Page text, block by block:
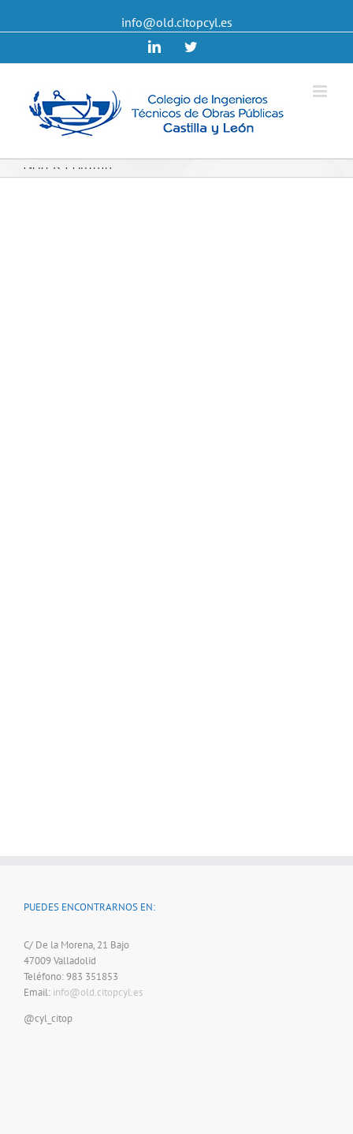
info@old.citopcyl.es
LinkedinTwitter
Grid 6 Column
PUEDES ENCONTRARNOS EN:
C/ De la Morena, 21 Bajo
47009 Valladolid
Teléfono: 983 351853
Email: info@old.citopcyl.es
@cyl_citop